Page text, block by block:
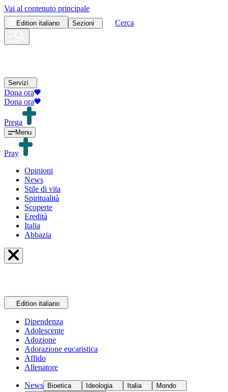
Vai al contenuto principale
Edition italiano Sezioni Cerca
Servizi
Dona ora
Dona ora
Prega
Menu
Pray
Opinioni
News
Stile di vita
Spiritualità
Scoperte
Eredità
Italia
Abbazia
Edition italiano
Dipendenza
Adolescente
Adozione
Adorazione eucaristica
Affido
Allenatore
News Bioetica Ideologia Italia
Mondo